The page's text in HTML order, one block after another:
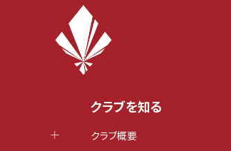
クラブを知る
クラブ概要